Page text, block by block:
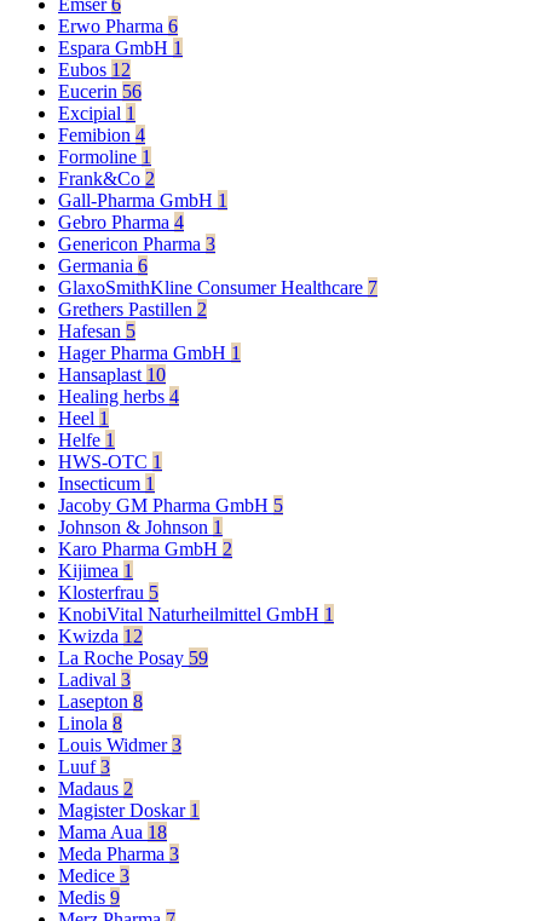
Emser6
Erwo Pharma 6
Espara GmbH 1
Eubos 12
Eucerin 56
Excipial 1
Femibion 4
Formoline 1
Frank&Co 2
Gall-Pharma GmbH 1
Gebro Pharma 4
Genericon Pharma 3
Germania 6
GlaxoSmithKline Consumer Healthcare 7
Grethers Pastillen 2
Hafesan 5
Hager Pharma GmbH 1
Hansaplast 10
Healing herbs 4
Heel 1
Helfe 1
HWS-OTC 1
Insecticum 1
Jacoby GM Pharma GmbH 5
Johnson & Johnson 1
Karo Pharma GmbH 2
Kijimea 1
Klosterfrau 5
KnobiVital Naturheilmittel GmbH 1
Kwizda 12
La Roche Posay 59
Ladival 3
Lasepton 8
Linola 8
Louis Widmer3
Luuf3
Madaus 2
Magister Doskar 1
Mama Aua 18
Meda Pharma 3
Medice 3
Medis 9